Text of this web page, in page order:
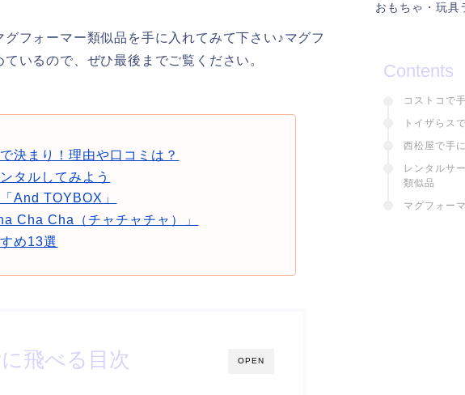
フォーマー類似品を手に入れてみて下さい♪マグフ
いるので、ぜひ最後までご覧ください。
決まり！理由や口コミは？
タルしてみよう
And TOYBOX」
Cha Cha（チャチャチャ）」
め13選
OPEN
飛べる目次
おもちゃ・玩具
Contents
コストコで
トイザらス
西松屋で手
レンタルサ
類似品
マグフォー